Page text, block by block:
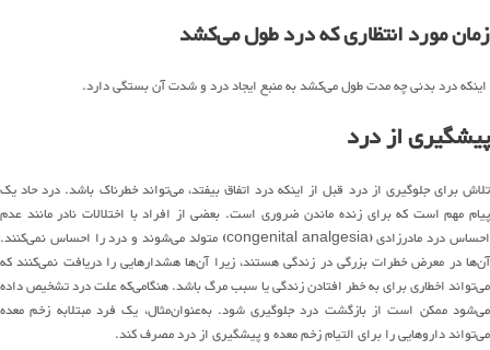
زمان مورد انتظاری که درد طول می‌کشد
اینکه درد بدنی چه مدت طول می‌کشد به منبع ایجاد درد و شدت آن بستگی دارد.
پیشگیری از درد
تلاش برای جلوگیری از درد قبل از اینکه درد اتفاق بیفتد، می‌تواند خطرناک باشد. درد حاد یک
پیام مهم است که برای زنده ماندن ضروری است. بعضی از افراد با اختلالات نادر مانند عدم
احساس درد مادرزادی (congenital analgesia) متولد می‌شوند و درد را احساس نمی‌کنند.
آن‌ها در معرض خطرات بزرگی در زندگی هستند، زیرا آن‌ها هشدارهایی را دریافت نمی‌کنند که
می‌تواند اخطاری برای به خطر افتادن زندگی یا سبب مرگ باشد. هنگامی‌که علت درد تشخیص داده
می‌شود ممکن است از بازگشت درد جلوگیری شود. به‌عنوان‌مثال، یک فرد مبتلابه زخم معده
می‌تواند داروهایی را برای التیام زخم معده و پیشگیری از درد مصرف کند.